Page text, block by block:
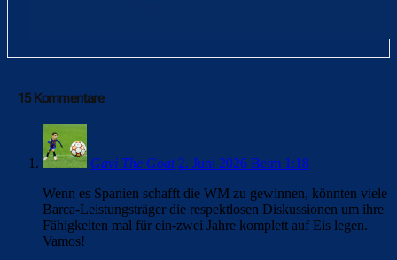
15 Kommentare
Gavi The Goat 2. Juni 2026 Beim 1:18
Wenn es Spanien schafft die WM zu gewinnen, könnten viele
Barca-Leistungsträger die respektlosen Diskussionen um ihre
Fähigkeiten mal für ein-zwei Jahre komplett auf Eis legen.
Vamos!